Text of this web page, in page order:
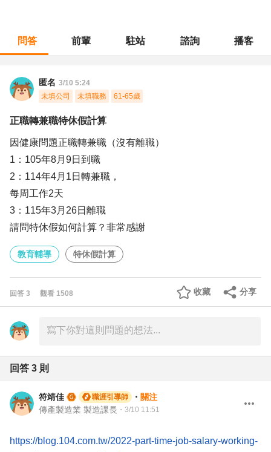
問答 前輩 駐站 諮詢 播客
匿名 3/10 5:24
未填公司
未填職務 61-65歲
正職轉兼職特休假計算
因健康問題正職轉兼職（沒有離職）
1：105年8月9日到職
2：114年4月1日轉兼職，
每周工作2天
3：115年3月26日離職
請問特休假如何計算？非常感謝
教育輔導 特休假計算
回答 3 觀看 1508 分享
收藏
回答 3 則
符靖佳 職涯引導師 ・ 關注
傳產製造業 製造課長 ・ 3/10 11:51
https://blog.104.com.tw/2022-part-time-job-salary-working-